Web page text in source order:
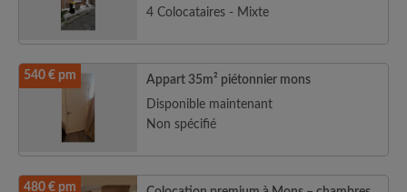
4 Colocataires - Mixte
540 € pm
Appart 35m² piétonnier mons
Disponible maintenant
Non spécifié
480 € pm